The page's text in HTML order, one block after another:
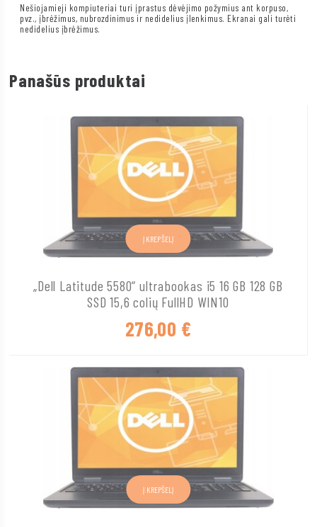
Nešiojamieji kompiuteriai turi įprastus dėvėjimo požymius ant korpuso,
pvz., įbrėžimus, nubrozdinimus ir nedidelius įlenkimus. Ekranai gali turėti
nedidelius įbrėžimus.
Panašūs produktai
„Dell Latitude 5580“ ultrabookas i5 16 GB 128 GB
SSD 15,6 colių FullHD WIN10
276,00 €
Į KREPŠELĮ
Į KREPŠELĮ